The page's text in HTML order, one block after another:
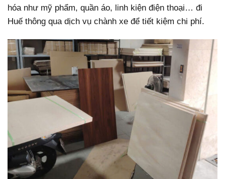
hóa như mỹ phẩm, quần áo, linh kiện điện thoại… đi
Huế thông qua dịch vụ chành xe để tiết kiệm chi phí.